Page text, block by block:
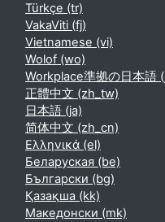
Türkçe ‎(tr)‎
VakaViti ‎(fj)‎
Vietnamese ‎(vi)‎
Wolof ‎(wo)‎
Workplace準拠の日本語
正體中文 ‎(zh_tw)‎
日本語 ‎(ja)‎
简体中文 ‎(zh_cn)‎
Ελληνικά ‎(el)‎
Беларуская ‎(be)‎
Български ‎(bg)‎
Қазақша ‎(kk)‎
Македонски ‎(mk)‎